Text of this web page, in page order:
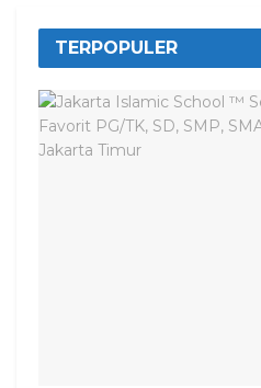
TERPOPULER